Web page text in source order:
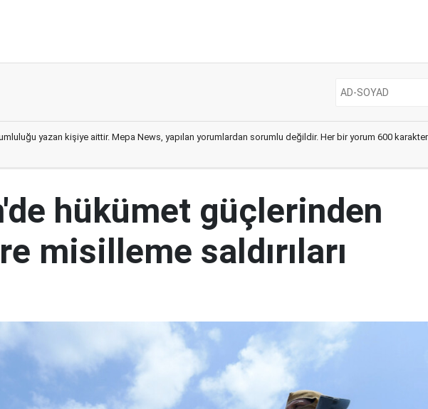
yazan kişiye aittir. Mepa News, yapılan yorumlardan sorumlu değildir. Her bir yorum 600
hükümet güçlerinden
misilleme saldırıları